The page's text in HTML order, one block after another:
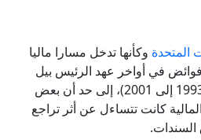
المتحدة وكأنها تدخل مسارا ماليا
فوائض في أواخر عهد الرئيس بيل
كلينتون (شغل المنصب من 1993 إلى 2001)، إلى حد أن بعض
كانت تتساءل عن أثر تراجع
السندات.